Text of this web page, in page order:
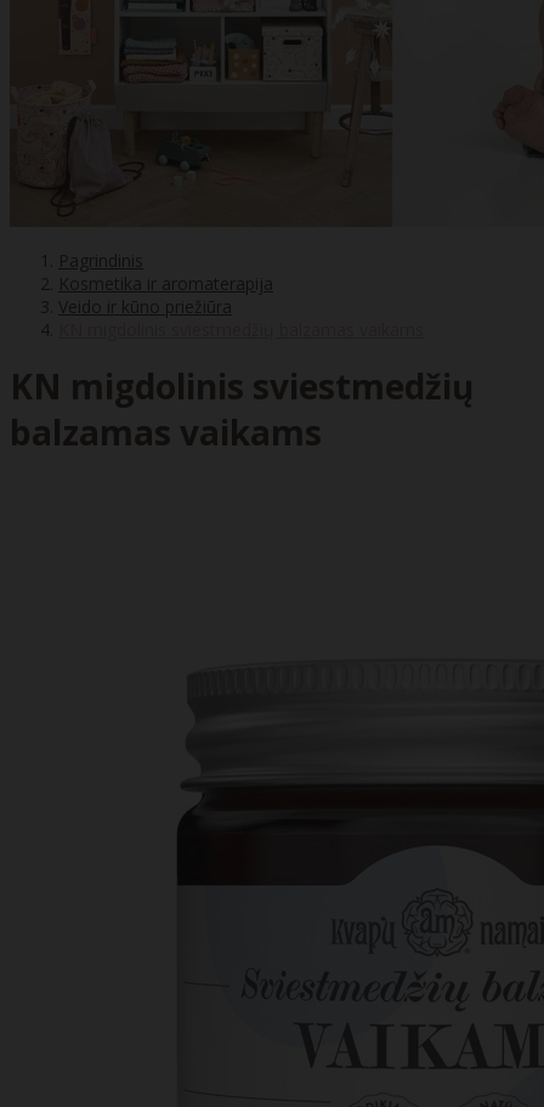
Pagrindinis
Kosmetika ir aromaterapija
Veido ir kūno priežiūra
KN migdolinis sviestmedžių
balzamas vaikams